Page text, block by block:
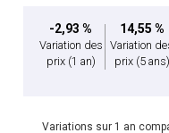
-2,93 %
Variation des
prix (1 an)
14,55 %
Variation
prix (5 ans)
Variations sur 1 an